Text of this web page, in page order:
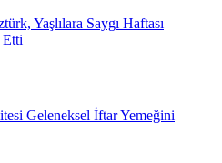
Yaşlılara Saygı Haftası
Etti
Geleneksel İftar Yemeğini